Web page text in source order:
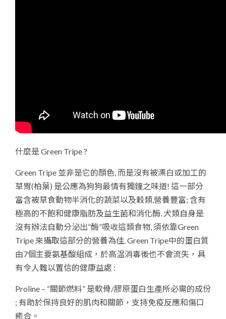
什麼是 Green Tripe ?
Green Tripe 並非是它的顏色, 而是沒有被漂白或加工的
草胃(柏葉) 是公應為狗狗最情有獨鐘之味道! 這一部分
富含被草食動物半消化的蔬菜以及穀類,營養豐富; 含有
極高的不飽和健康脂肪及益生菌和消化酶. 犬類自身是
沒有辦法自動分泌出”酶”吸收這類食物, 須依靠Green
Tripe 來攝取這部分的營養為佳. Green Tripe中的蛋白質
由7個主要氨基酸組成，於高温消毒後也不會流失，具
有令人難以置信的健康益處 :
Proline – “關節燃料” 是軟骨/膠原蛋白生產所必需的成份
; 有助於保持良好的肌肉和關節，支持免疫反應和傷口
癒合。